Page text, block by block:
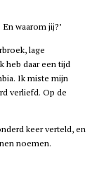
waarom jij?’
lage
heb daar een tijd
Ik miste mijn
verliefd. Op de
keer verteld, en
noemen.